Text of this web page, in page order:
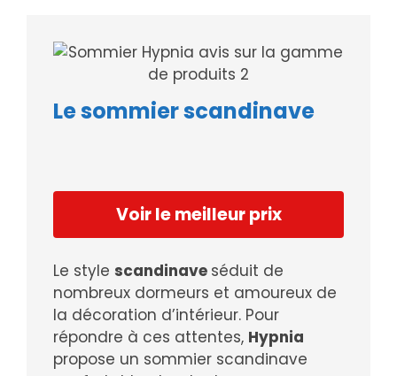
Le sommier scandinave
Voir le meilleur prix
Le style scandinave séduit de
nombreux dormeurs et amoureux de
la décoration d’intérieur. Pour
répondre à ces attentes, Hypnia
propose un sommier scandinave